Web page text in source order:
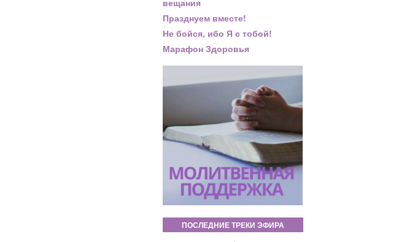
Празднуем вместе!
Не бойся, ибо Я с тобой!
Марафон Здоровья
ПОСЛЕДНИЕ ТРЕКИ ЭФИРА